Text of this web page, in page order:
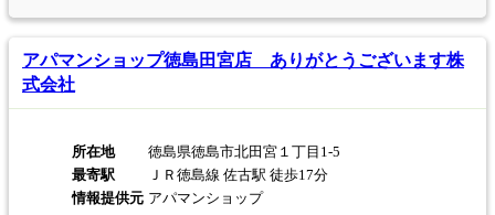
アパマンショップ徳島田宮店 ありがとうございます株
式会社
所在地
徳島県徳島市北田宮１丁目1-5
最寄駅
ＪＲ徳島線 佐古駅 徒歩17分
情報提供元 アパマンショップ